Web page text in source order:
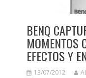
BENQ
MOMENTOS
EFECTOS Y
13/07/2012